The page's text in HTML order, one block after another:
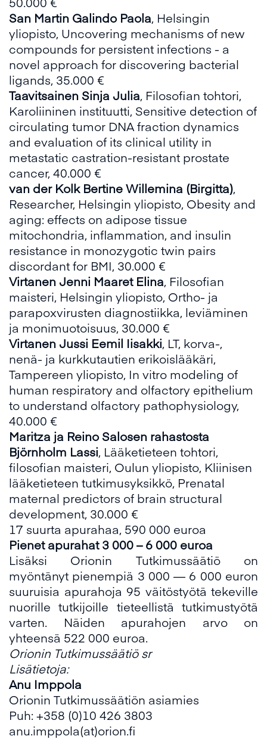
San Martin Galindo Paola, Helsingin
yliopisto, Uncovering mechanisms of new
compounds for persistent infections - a
novel approach for discovering bacterial
ligands, 35.000 €
Taavitsainen Sinja Julia, Filosofian tohtori,
Karoliininen instituutti, Sensitive detection of
circulating tumor DNA fraction dynamics
and evaluation of its clinical utility in
metastatic castration-resistant prostate
cancer, 40.000 €
van der Kolk Bertine Willemina (Birgitta),
Researcher, Helsingin yliopisto, Obesity and
aging: effects on adipose tissue
mitochondria, inflammation, and insulin
resistance in monozygotic twin pairs
discordant for BMI, 30.000 €
Virtanen Jenni Maaret Elina, Filosofian
maisteri, Helsingin yliopisto, Ortho- ja
parapoxvirusten diagnostiikka, leviäminen
ja monimuotoisuus, 30.000 €
Virtanen Jussi Eemil Iisakki, LT, korva-,
nenä- ja kurkkutautien erikoislääkäri,
Tampereen yliopisto, In vitro modeling of
human respiratory and olfactory epithelium
to understand olfactory pathophysiology,
40.000 €
Maritza ja Reino Salosen rahastosta
Björnholm Lassi, Lääketieteen tohtori,
filosofian maisteri, Oulun yliopisto, Kliinisen
lääketieteen tutkimusyksikkö, Prenatal
maternal predictors of brain structural
development, 30.000 €
17 suurta apurahaa, 590 000 euroa
Pienet apurahat 3 000 – 6 000 euroa
Lisäksi Orionin Tutkimussäätiö on
myöntänyt pienempiä 3 000 — 6 000 euron
suuruisia apurahoja 95 väitöstyötä tekeville
nuorille tutkijoille tieteellistä tutkimustyötä
varten. Näiden apurahojen arvo on
yhteensä 522 000 euroa.
Orionin Tutkimussäätiö sr
Lisätietoja:
Anu Imppola
Orionin Tutkimussäätiön asiamies
Puh: +358 (0)10 426 3803
anu.imppola(at)orion.fi